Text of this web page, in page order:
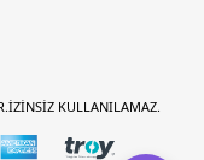
KULLANILAMAZ.